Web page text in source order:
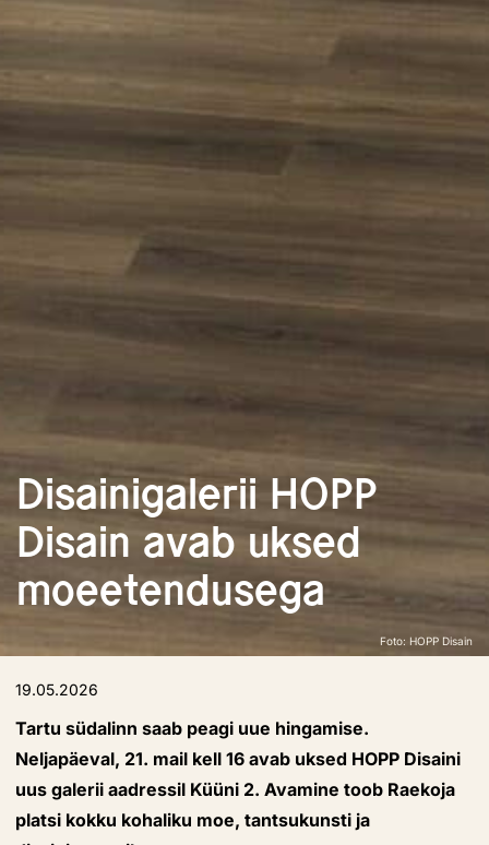
Disainigalerii HOPP
Disain avab uksed
moeetendusega
Foto: HOPP Disain
19.05.2026
Tartu südalinn saab peagi uue hingamise.
Neljapäeval, 21. mail kell 16 avab uksed HOPP Disaini
uus galerii aadressil Küüni 2. Avamine toob Raekoja
platsi kokku kohaliku moe, tantsukunsti ja